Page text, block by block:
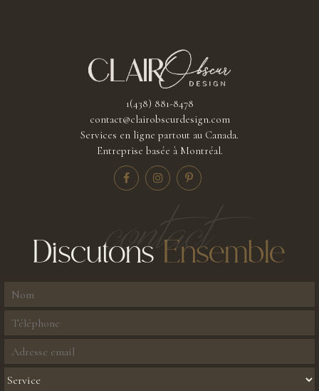
1(438) 881-8478
contact@clairobscurdesign.com
Services en ligne partout au Canada.
Entreprise basée à Montréal.
Discutons Ensemble
contact